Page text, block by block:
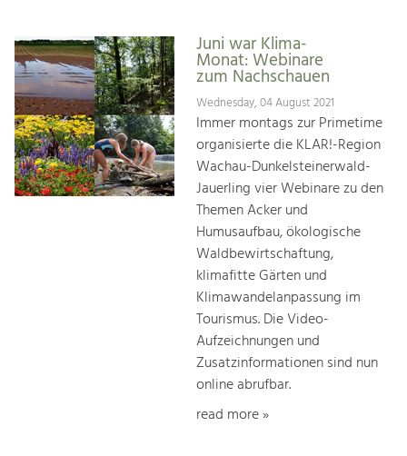
Juni war Klima-
Monat: Webinare
zum Nachschauen
Wednesday, 04 August 2021
Immer montags zur Primetime
organisierte die KLAR!-Region
Wachau-Dunkelsteinerwald-
Jauerling vier Webinare zu den
Themen Acker und
Humusaufbau, ökologische
Waldbewirtschaftung,
klimafitte Gärten und
Klimawandelanpassung im
Tourismus. Die Video-
Aufzeichnungen und
Zusatzinformationen sind nun
online abrufbar.
read more »